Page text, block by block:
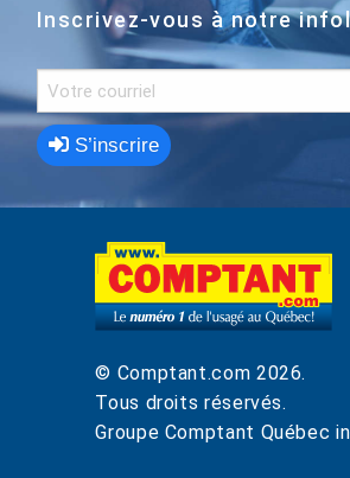
Inscrivez-vous à notre
S’inscrire
© Comptant.com 2026.
Tous droits réservés.
Groupe Comptant Québec